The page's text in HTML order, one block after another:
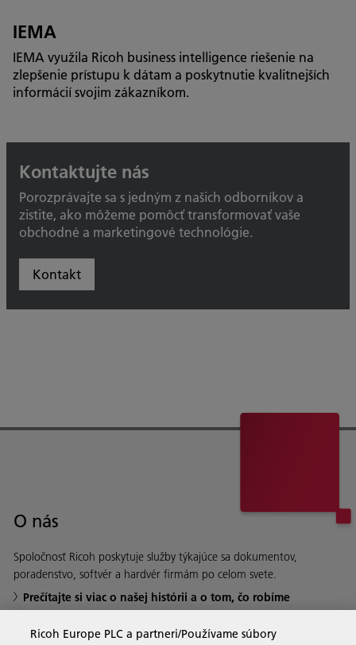
IEMA
IEMA využila Ricoh business intelligence riešenie na
zlepšenie prístupu k dátam a poskytnutie kvalitnejších
informácií svojim zákazníkom.
Kontaktujte nás
Porozprávajte sa s jedným z našich odborníkov a
zistite, ako môžeme pomôcť transformovať vaše
obchodné a marketingové technológie.
Kontakt
O nás
Spoločnosť Ricoh poskytuje služby týkajúce sa dokumentov,
poradenstvo, softvér a hardvér firmám po celom svete.
Prečítajte si viac o našej histórii a o tom, čo robíme
Ricoh Europe PLC a partneri/Používame súbory